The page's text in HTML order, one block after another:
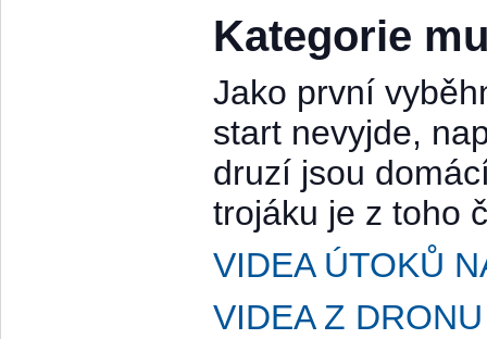
Kategorie
Jako první
start nevyjde,
druzí jsou
trojáku je z toho
VIDEA ÚTOKŮ
VIDEA Z